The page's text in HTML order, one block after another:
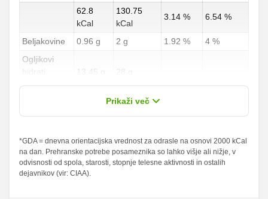
62.8
kCal
130.75
kCal
3.14 % 6.54 %
Beljakovine 0.96 g 2 g 1.92 %
4 %
Ogljikovi
hidrati
13.45 g 28 g
23.75 g
4.98 % 10.37 %
od teh
nasičene
maščobne
0.48 g
0.24 g
1 g 0.69 % 1.43 %
Prikaži več
*GDA = dnevna orientacijska vrednost za odrasle na osnovi 2000 kCal
na dan. Prehranske potrebe posameznika so lahko višje ali nižje, v
odvisnosti od spola, starosti, stopnje telesne aktivnosti in ostalih
dejavnikov (vir: CIAA).